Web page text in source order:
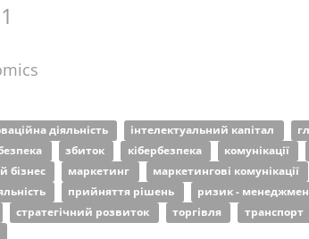
діяльність інтелектуальний капітал
збиток кібербезпека комунікації
бізнес маркетинг маркетингові комунікації
прийняття рішень ризик -
стратегічний розвиток торгівля транспорт